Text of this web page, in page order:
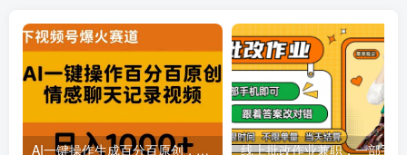
AI一键操作生成百分百原创，揭秘情感聊天记录视频，当下视频号爆火新赛道